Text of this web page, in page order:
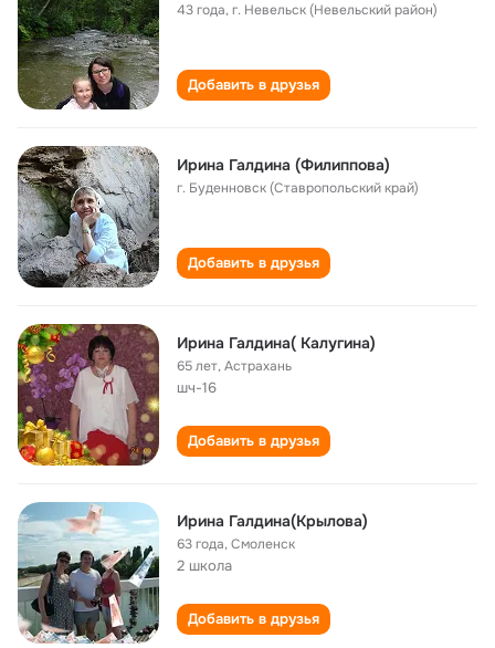
43 года,г. Невельск (Невельский район)
Добавить в друзья
Ирина Галдина (Филиппова)
г. Буденновск (Ставропольский край)
Добавить в друзья
Ирина Галдина( Калугина)
65 лет,Астрахань
шч-16
Добавить в друзья
Ирина Галдина(Крылова)
63 года,Смоленск
2 школа
Добавить в друзья